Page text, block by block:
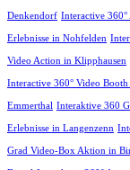
Denkendorf Interactive
Erlebnisse in Nohfelden
Video Action in Klipphausen
Interactive 360° Video
Emmerthal Interaktive 360
Erlebnisse in Langenzenn
Grad Video-Box Aktion in